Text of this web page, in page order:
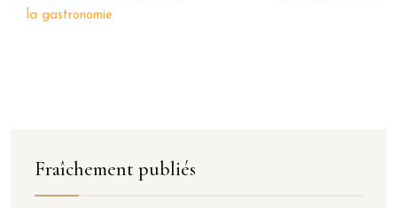
la gastronomie
Fraîchement publiés